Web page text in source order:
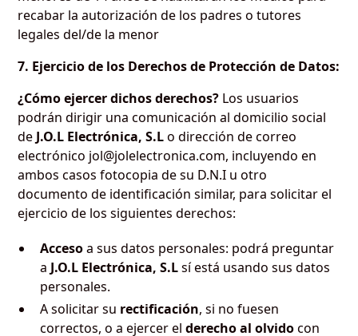
recabar la autorización de los padres o tutores
legales del/de la menor
7. Ejercicio de los Derechos de Protección de Datos:
¿Cómo ejercer dichos derechos? Los usuarios
podrán dirigir una comunicación al domicilio social
de J.O.L Electrónica, S.Lo dirección de correo
electrónico jol@jolelectronica.com, incluyendo en
ambos casos fotocopia de su D.N.I u otro
documento de identificación similar, para solicitar el
ejercicio de los siguientes derechos:
Accesoa sus datos personales: podrá preguntar
a J.O.L Electrónica, S.Lsí está usando sus datos
personales.
A solicitar su rectificación, si no fuesen
correctos, o a ejercer elderecho al olvidocon